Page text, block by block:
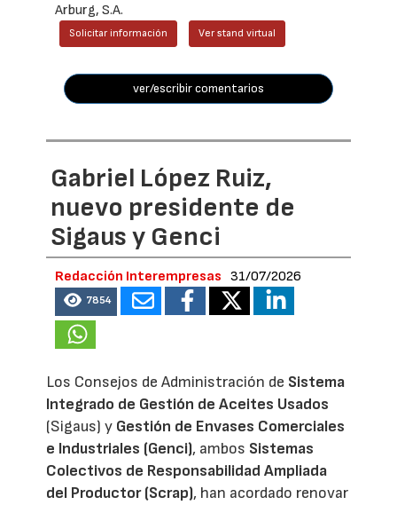
Arburg, S.A.
Solicitar información Ver stand virtual
ver/escribir comentarios
Gabriel López Ruiz,
nuevo presidente de
Sigaus y Genci
Redacción Interempresas 31/07/2026
7854
Los Consejos de Administración de Sistema
Integrado de Gestión de Aceites Usados
(Sigaus) y Gestión de Envases Comerciales
e Industriales (Genci), ambos Sistemas
Colectivos de Responsabilidad Ampliada
del Productor (Scrap), han acordado renovar